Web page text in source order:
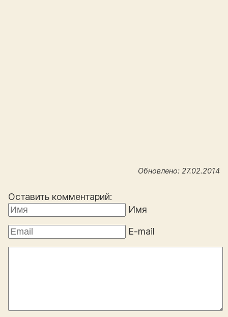
Обновлено: 27.02.2014
Оставить комментарий:
Имя
E-mail